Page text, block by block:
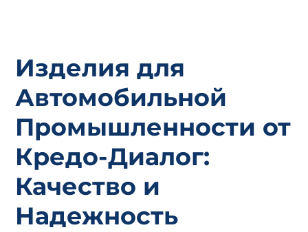
Изделия для
Автомобильной
Промышленности от
Кредо-Диалог:
Качество и
Надежность